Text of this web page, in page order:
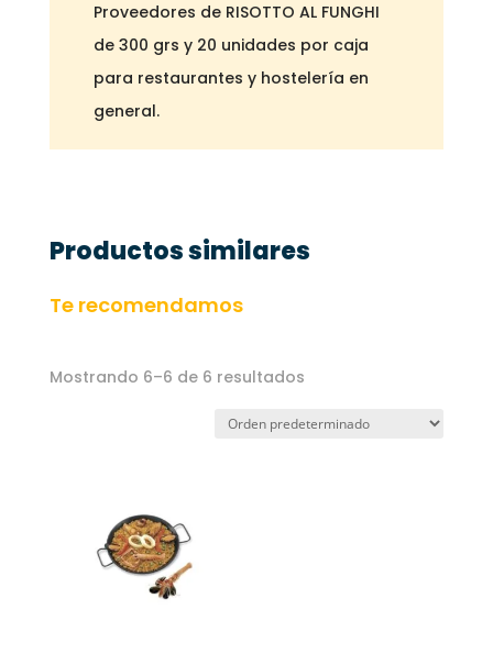
Proveedores de RISOTTO AL FUNGHI
de 300 grs y 20 unidades por caja
para restaurantes y hostelería en
general.
Productos similares
Te recomendamos
Mostrando 6–6 de 6 resultados